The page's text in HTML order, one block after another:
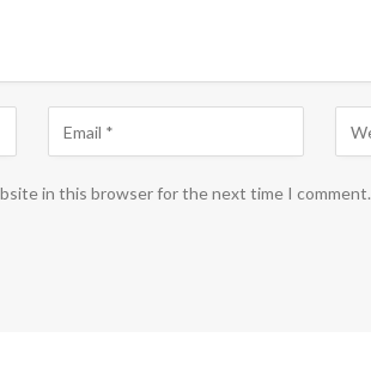
in this browser for the next time I comment.